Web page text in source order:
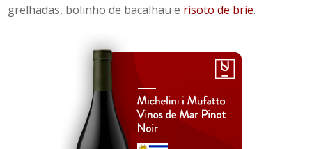
grelhadas, bolinho de bacalhau e risoto de brie.